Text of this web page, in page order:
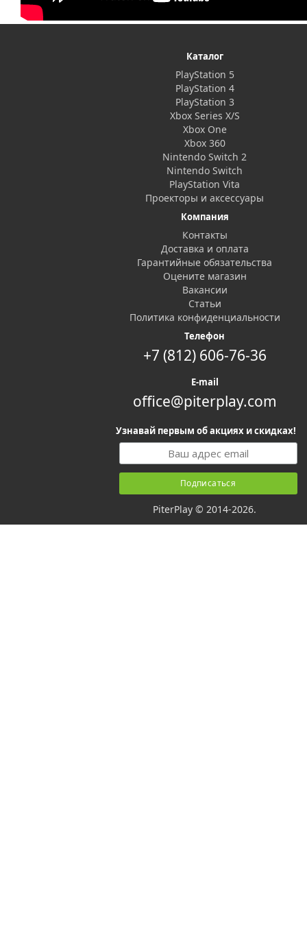
Каталог
PlayStation 5
PlayStation 4
PlayStation 3
Xbox Series X/S
Xbox One
Xbox 360
Nintendo Switch 2
Nintendo Switch
PlayStation Vita
Проекторы и аксессуары
Компания
Контакты
Доставка и оплата
Гарантийные обязательства
Оцените магазин
Вакансии
Статьи
Политика конфиденциальности
Телефон
+7 (812) 606-76-36
E-mail
office@piterplay.com
Узнавай первым об акциях и скидках!
PiterPlay © 2014-2026.